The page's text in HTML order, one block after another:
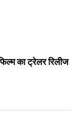
का ट्रेलर रिलीज